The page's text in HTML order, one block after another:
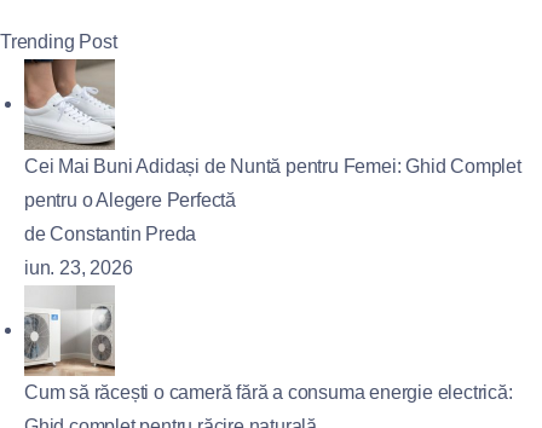
Trending Post
Cei Mai Buni Adidași de Nuntă pentru Femei: Ghid Complet
pentru o Alegere Perfectă
de Constantin Preda
iun. 23, 2026
Cum să răcești o cameră fără a consuma energie electrică: